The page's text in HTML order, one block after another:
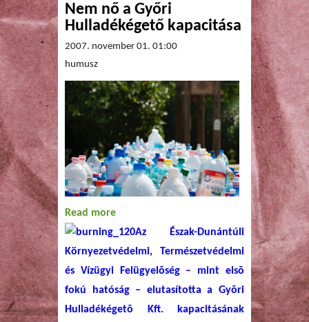
Nem nő a Győri
Hulladékégető kapacitása
2007. november 01. 01:00
humusz
Read more
Hulladékégető kapacitása
Az Észak-Dunántúli
Környezetvédelmi, Természetvédelmi
és Vízügyi Felügyelõség – mint elsõ
fokú hatóság – elutasította a Gyõri
Hulladékégetõ Kft. kapacitásának